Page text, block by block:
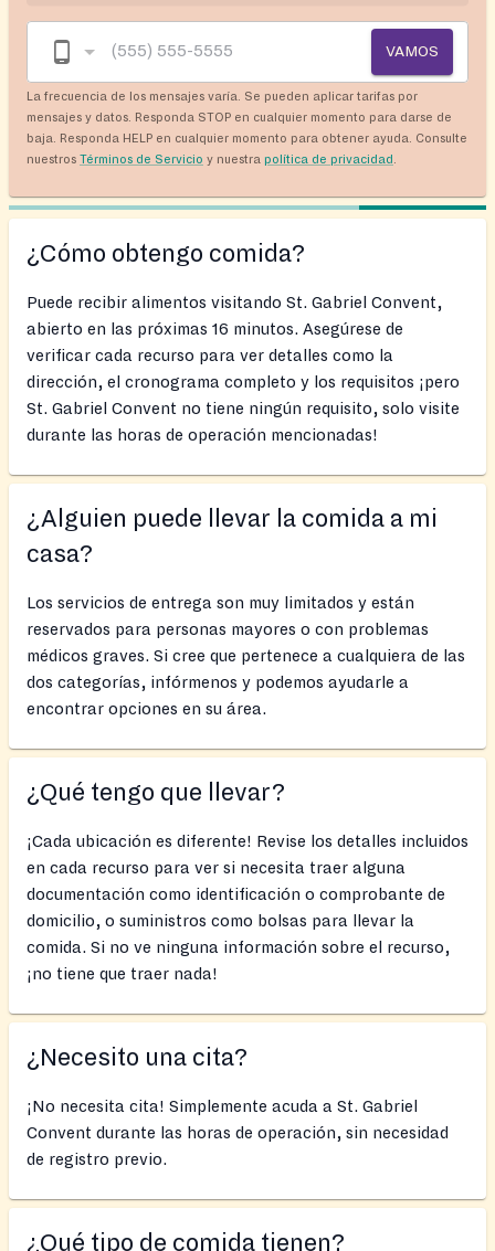
VAMOS
La frecuencia de los mensajes varía. Se pueden aplicar tarifas por
mensajes y datos. Responda STOP en cualquier momento para darse de
baja. Responda HELP en cualquier momento para obtener ayuda. Consulte
nuestros Términos de Servicio y nuestra política de privacidad
¿Cómo obtengo comida?
Puede recibir alimentos visitando St. Gabriel Convent,
abierto en las próximas 16 minutos. Asegúrese de
verificar cada recurso para ver detalles como la
dirección, el cronograma completo y los requisitos ¡pero
St. Gabriel Convent no tiene ningún requisito, solo visite
durante las horas de operación mencionadas!
¿Alguien puede llevar la comida a mi
casa?
Los servicios de entrega son muy limitados y están
reservados para personas mayores o con problemas
médicos graves. Si cree que pertenece a cualquiera de las
dos categorías, infórmenos y podemos ayudarle a
encontrar opciones en su área.
¿Qué tengo que llevar?
¡Cada ubicación es diferente! Revise los detalles incluidos
en cada recurso para ver si necesita traer alguna
documentación como identificación o comprobante de
domicilio, o suministros como bolsas para llevar la
comida. Si no ve ninguna información sobre el recurso,
¡no tiene que traer nada!
¿Necesito una cita?
¡No necesita cita! Simplemente acuda a St. Gabriel
Convent durante las horas de operación, sin necesidad
de registro previo.
¿Qué tipo de comida tienen?